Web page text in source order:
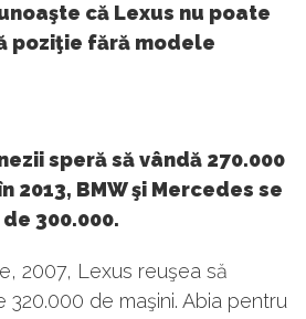
că Lexus nu poate
poziţie fără modele
speră să vândă 270.000
2013, BMW şi Mercedes se
300.000.
2007, Lexus reuşea să
320.000 de maşini. Abia pentru